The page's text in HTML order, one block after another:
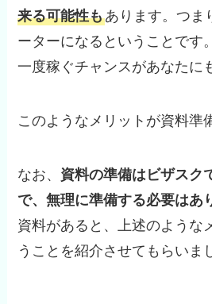
来る可能性もあります。つま
ーターになるということです
一度稼ぐチャンスがあなたに
このようなメリットが資料準
なお、 資料の準備はビザスク
で、無理に準備する必要はあ
資料があると、上述のような
うことを紹介させてもらいま